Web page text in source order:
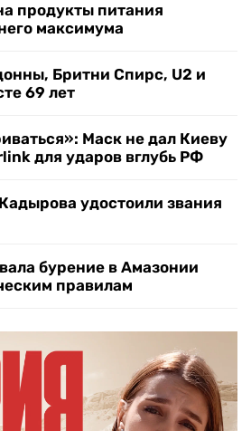
продукты питания
максимума
Бритни Спирс, U2 и
69 лет
Маск не дал Киеву
для ударов вглубь РФ
удостоили звания
бурение в Амазонии
правилам